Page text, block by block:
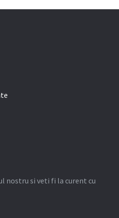
nostru si veti fi la curent cu